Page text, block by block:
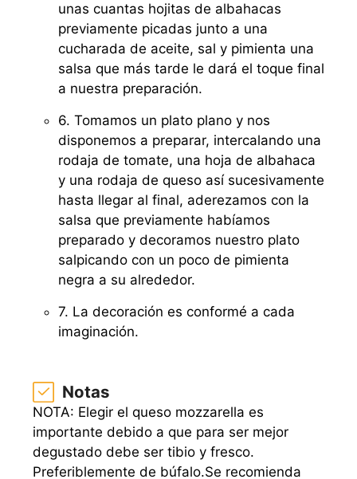
unas cuantas hojitas de albahacas
previamente picadas junto a una
cucharada de aceite, sal y pimienta una
salsa que más tarde le dará el toque final
a nuestra preparación.
6. Tomamos un plato plano y nos
disponemos a preparar, intercalando una
rodaja de tomate, una hoja de albahaca
y una rodaja de queso así sucesivamente
hasta llegar al final, aderezamos con la
salsa que previamente habíamos
preparado y decoramos nuestro plato
salpicando con un poco de pimienta
negra a su alrededor.
7. La decoración es conformé a cada
imaginación.
Notas
NOTA: Elegir el queso mozzarella es
importante debido a que para ser mejor
degustado debe ser tibio y fresco.
Preferiblemente de búfalo.Se recomienda